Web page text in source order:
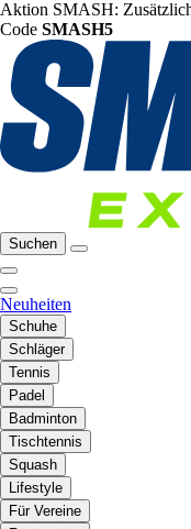
Aktion SMASH:
Code SMASH5
Suchen
Neuheiten
Schuhe
Schläger
Tennis
Padel
Badminton
Tischtennis
Squash
Lifestyle
Für Vereine